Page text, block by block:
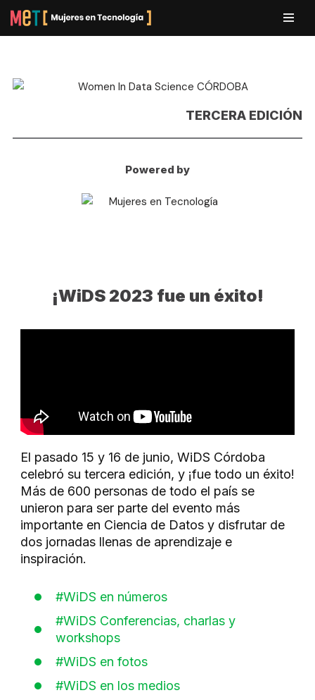
Ir
TERCERA EDICIÓN
Powered by
¡WiDS 2023 fue un éxito!
El pasado 15 y 16 de junio, WiDS Córdoba
celebró su tercera edición, y ¡fue todo un éxito!
Más de 600 personas de todo el país se
unieron para ser parte del evento más
importante en Ciencia de Datos y disfrutar de
dos jornadas llenas de aprendizaje e
inspiración.
#WiDS en números
#WiDS Conferencias, charlas y
workshops
#WiDS en fotos
#WiDS en los medios